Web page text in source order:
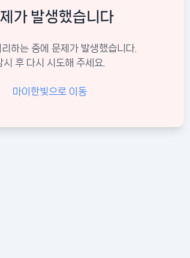
가 발생했습니다
하는 중에 문제가 발생했습니다.
시 후 다시 시도해 주세요.
마이한빛으로 이동